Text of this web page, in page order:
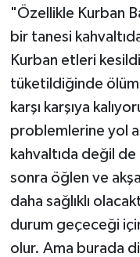
"Özellikle Kurban
bir tanesi
Kurban etleri
tüketildiğinde
karşı karşıya
problemlerine yol
kahvaltıda değil
sonra öğlen ve
daha sağlıklı
durum geçeceği
olur. Ama burada